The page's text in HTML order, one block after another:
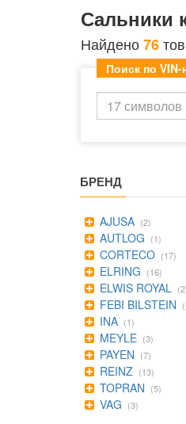
Сальники
Найдено76
Поиск по
БРЕНД
AJUSA (2)
AUTLOG (1)
CORTECO (17)
ELRING (16)
ELWIS ROYAL
FEBI BILSTEIN
INA (1)
MEYLE (3)
PAYEN (7)
REINZ (13)
TOPRAN (5)
VAG (3)